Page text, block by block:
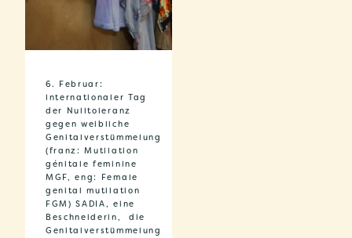
6. Februar:
internationaler Tag
der Nulltoleranz
gegen weibliche
Genitalverstümmelung
(franz: Mutilation
génitale feminine
MGF, eng: Female
genital mutilation
FGM) SADIA, eine
Beschneiderin, die
Genitalverstümmelung